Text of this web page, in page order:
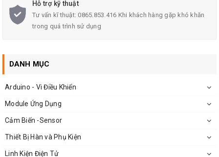
Hỗ trợ kỹ thuật
Tư vấn kĩ thuật: 0865.853.416 Khi khách hàng gặp khó khăn
trong quá trình sử dụng
DANH MỤC
Arduino - Vi Điều Khiển
Module Ứng Dụng
Cảm Biến -Sensor
Thiết Bị Hàn và Phụ Kiện
Linh Kiện Điện Tử